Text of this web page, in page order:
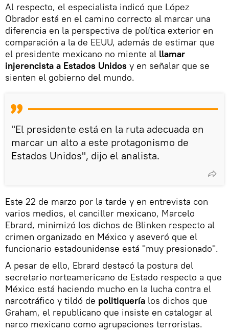
Al respecto, el especialista indicó que López
Obrador está en el camino correcto al marcar una
diferencia en la perspectiva de política exterior en
comparación a la de EEUU, además de estimar que
el presidente mexicano no miente al llamar
injerencista a Estados Unidos y en señalar que se
sienten el gobierno del mundo.
"El presidente está en la ruta adecuada en
marcar un alto a este protagonismo de
Estados Unidos", dijo el analista.
Este 22 de marzo por la tarde y en entrevista con
varios medios, el canciller mexicano, Marcelo
Ebrard, minimizó los dichos de Blinken respecto al
crimen organizado en México y aseveró que el
funcionario estadounidense está "muy presionado".
A pesar de ello, Ebrard destacó la postura del
secretario norteamericano de Estado respecto a que
México está haciendo mucho en la lucha contra el
narcotráfico y tildó de politiquería los dichos que
Graham, el republicano que insiste en catalogar al
narco mexicano como agrupaciones terroristas.